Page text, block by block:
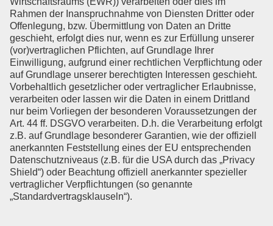
Rahmen der Inanspruchnahme von Diensten Dritter oder
Offenlegung, bzw. Übermittlung von Daten an Dritte
geschieht, erfolgt dies nur, wenn es zur Erfüllung unserer
(vor)vertraglichen Pflichten, auf Grundlage Ihrer
Einwilligung, aufgrund einer rechtlichen Verpflichtung oder
auf Grundlage unserer berechtigten Interessen geschieht.
Vorbehaltlich gesetzlicher oder vertraglicher Erlaubnisse,
verarbeiten oder lassen wir die Daten in einem Drittland
nur beim Vorliegen der besonderen Voraussetzungen der
Art. 44 ff. DSGVO verarbeiten. D.h. die Verarbeitung erfolgt
z.B. auf Grundlage besonderer Garantien, wie der offiziell
anerkannten Feststellung eines der EU entsprechenden
Datenschutzniveaus (z.B. für die USA durch das „Privacy
Shield“) oder Beachtung offiziell anerkannter spezieller
vertraglicher Verpflichtungen (so genannte
„Standardvertragsklauseln“).